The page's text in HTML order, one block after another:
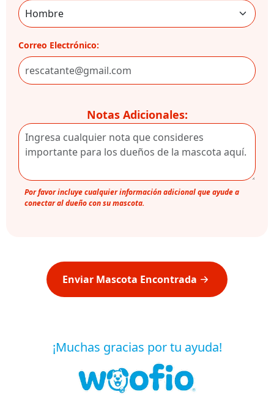
Correo Electrónico:
Notas Adicionales:
Por favor incluye cualquier información adicional que ayude a
conectar al dueño con su mascota.
Enviar Mascota Encontrada
¡Muchas gracias por tu ayuda!